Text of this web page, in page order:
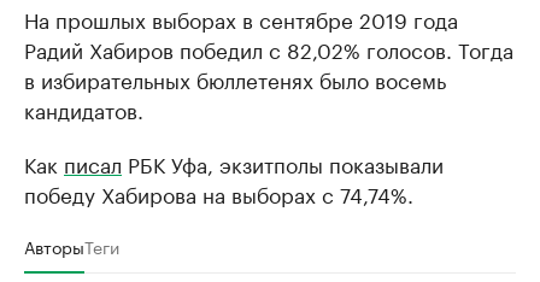
На прошлых выборах в сентябре 2019 года
Радий Хабиров победил с 82,02% голосов. Тогда
в избирательных бюллетенях было восемь
кандидатов.
Как писал РБК Уфа, экзитполы показывали
победу Хабирова на выборах с 74,74%.
АвторыТеги